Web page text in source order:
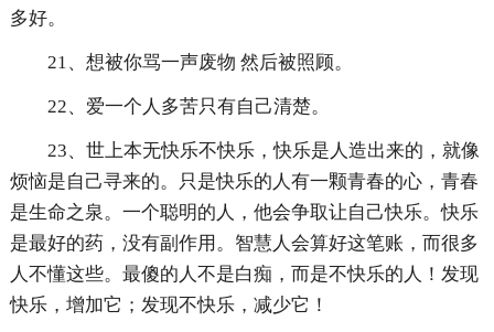
多好。
21、想被你骂一声废物 然后被照顾。
22、爱一个人多苦只有自己清楚。
23、世上本无快乐不快乐，快乐是人造出来的，就像
烦恼是自己寻来的。只是快乐的人有一颗青春的心，青春
是生命之泉。一个聪明的人，他会争取让自己快乐。快乐
是最好的药，没有副作用。智慧人会算好这笔账，而很多
人不懂这些。最傻的人不是白痴，而是不快乐的人！发现
快乐，增加它；发现不快乐，减少它！